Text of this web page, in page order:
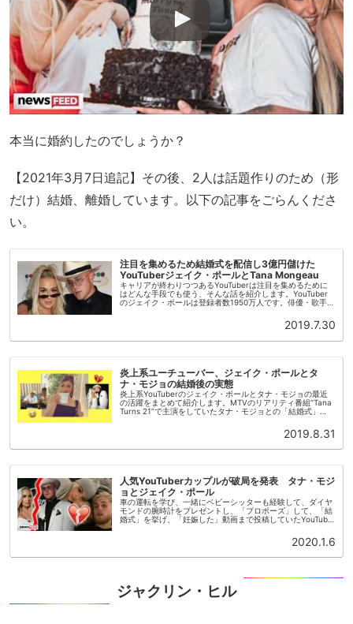
本当に婚約したのでしょうか？
【2021年3月7日追記】その後、2人は話題作りのため（形
だけ）結婚、離婚しています。以下の記事をごらんくださ
い。
注目を集めるため結婚式を配信し3億円儲けた
YouTuberジェイク・ポールとTana Mongeau
キャリアが終わりつつあるYouTuberは注目を集めるために
はどんな手段でも使う、そんな話を紹介します。YouTuber
のジェイク・ポールは登録者数1950万人です。俳優・歌手・
2019.7.30
炎上系ユーチューバー、ジェイク・ポールとタ
ナ・モジョの結婚後の実態
炎上系YouTuberのジェイク・ポールとタナ・モジョの最近
の活躍をまとめて紹介します。MTVのリアリティ番組“Tana
Turns 21”で主演をしていたタナ・モジョとの「結婚式」
2019.8.31
人気YouTuberカップルが破局を発表 タナ・モジ
ョとジェイク・ポール
車の運転を学び、一緒にベビーシッターも経験して、ダイヤ
モンドの腕時計をプレゼントし、「プロポーズ」して、「結
婚式」を挙げ、「妊娠した」動画まで投稿していたYouTube
2020.1.6
ジャクリン・ヒル